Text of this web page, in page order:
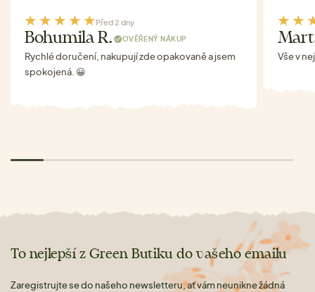
Před 2 dny
Bohumila R. OVĚŘENÝ NÁKUP
Rychlé doručení, nakupují zde opakovaně a jsem
spokojená. 😀
Vše v
To nejlepší z Green Butiku do vašeho emailu
Zaregistrujte se do našeho newsletteru, ať vám neunikne žádná